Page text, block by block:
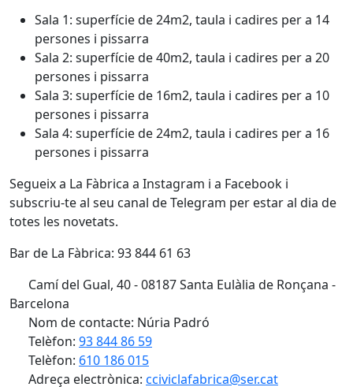
Sala 1: superfície de 24m2, taula i cadires per a 14
persones i pissarra
Sala 2: superfície de 40m2, taula i cadires per a 20
persones i pissarra
Sala 3: superfície de 16m2, taula i cadires per a 10
persones i pissarra
Sala 4: superfície de 24m2, taula i cadires per a 16
persones i pissarra
Segueix a La Fàbrica a Instagram i a Facebook i
subscriu-te al seu canal de Telegram per estar al dia de
totes les novetats.
Bar de La Fàbrica: 93 844 61 63
Camí del Gual, 40 - 08187 Santa Eulàlia de Ronçana -
Barcelona
Nom de contacte: Núria Padró
Telèfon: 93 844 86 59
Telèfon: 610 186 015
Adreça electrònica: cciviclafabrica@ser.cat